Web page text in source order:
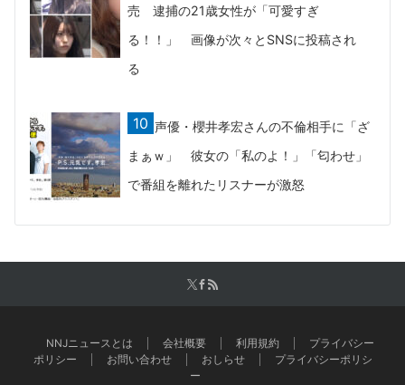
売 逮捕の21歳女性が「可愛すぎ
る！！」 画像が次々とSNSに投稿され
る
声優・櫻井孝宏さんの不倫相手に「ざ
まぁｗ」 彼女の「私のよ！」「匂わせ」
で番組を離れたリスナーが激怒
NNJニュースとは 会社概要 利用規約
プライバシー
ポリシー
お問い合わせ おしらせ
プライバシーポリシ
ー